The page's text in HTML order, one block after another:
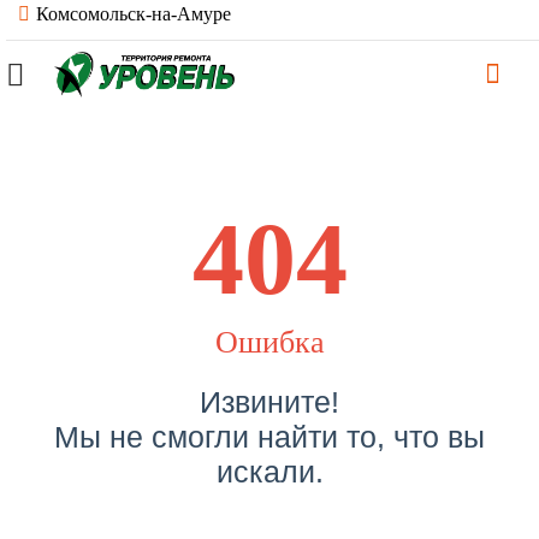
Комсомольск-на-Амуре
404
Ошибка
Извините!
Мы не смогли найти то, что вы
искали.